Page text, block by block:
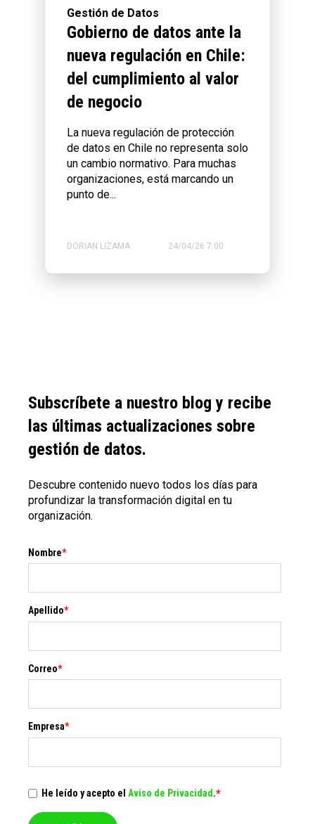
Gestión de Datos
Gobierno de datos ante la
nueva regulación en Chile:
del cumplimiento al valor
de negocio
La nueva regulación de protección
de datos en Chile no representa solo
un cambio normativo. Para muchas
organizaciones, está marcando un
punto de...
DORIAN LIZAMA 24/04/26 7:00
Subscríbete a nuestro blog y recibe
las últimas actualizaciones sobre
gestión de datos.
Descubre contenido nuevo todos los días para
profundizar la transformación digital en tu
organización.
Nombre*
Apellido*
Correo*
Empresa*
He leído y acepto el Aviso de Privacidad .*